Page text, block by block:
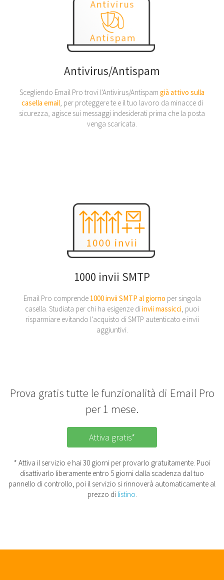
Antivirus/Antispam
Scegliendo Email Pro trovi l'Antivirus/Antispam già attivo sulla
casella email, per proteggere te e il tuo lavoro da minacce di
sicurezza, agisce sui messaggi indesiderati prima che la posta
venga scaricata.
1000 invii SMTP
Email Pro comprende 1000 invii SMTP al giorno per singola
casella. Studiata per chi ha esigenze diinvii massicci , puoi
risparmiare evitando l'acquisto di SMTP autenticato e invii
aggiuntivi.
Prova gratis tutte le funzionalità di Email Pro
per 1 mese.
Attiva gratis*
* Attiva il servizio e hai 30 giorni per provarlo gratuitamente. Puoi
disattivarlo liberamente entro 5 giorni dalla scadenza dal tuo
pannello di controllo, poi il servizio si rinnoverà automaticamente al
prezzo di listino